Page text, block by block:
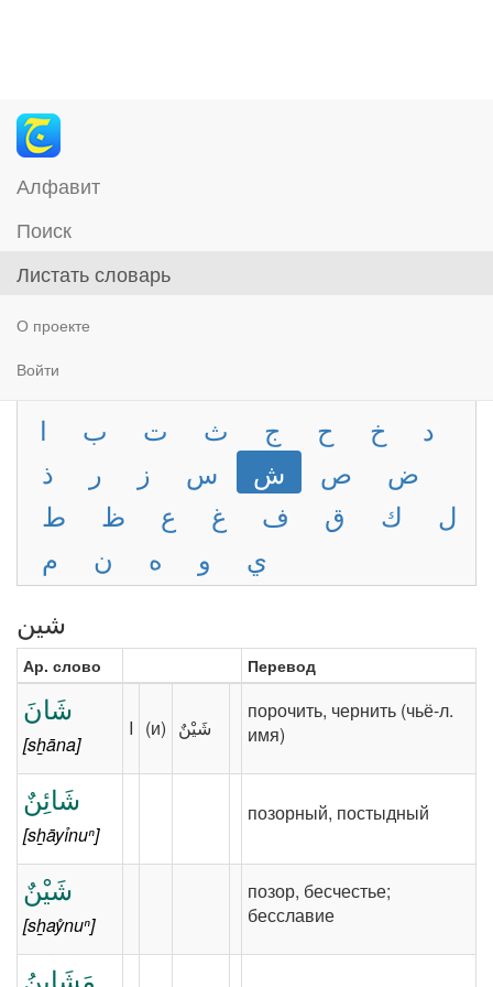
Алфавит
Поиск
Листать словарь
О проекте
Войти
ا ب ت ث ج ح خ
د
ذ
ر ز س ش ص
ض
ط
ظ ع غ ف ق ك
ل
م
ن ه و
ي
شين
Ар. слово Перевод
شَانَ
[sẖāna]
I (и)
порочить, чернить (чьё-л.
имя)
شَائِنٌ
[sẖāyỉnuⁿ]
позорный, постыдный
شَيْنٌ
[sẖaẙnuⁿ]
позор, бесчестье;
бесславие
مَشَايِنُ